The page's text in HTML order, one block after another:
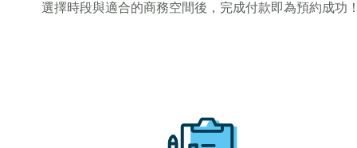
選擇時段與適合的商務空間後，完成付款即為預約成功